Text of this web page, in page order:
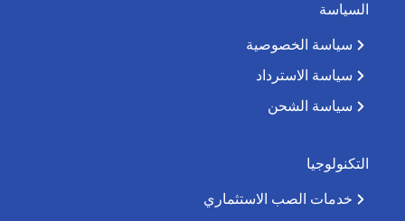
السياسة
سياسة الخصوصية
سياسة الاسترداد
سياسة الشحن
التكنولوجيا
خدمات الصب الاستثماري